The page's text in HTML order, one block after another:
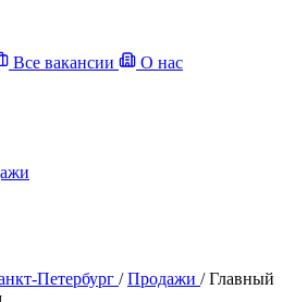
Все вакансии О нас
Петербург / Продажи / Главный